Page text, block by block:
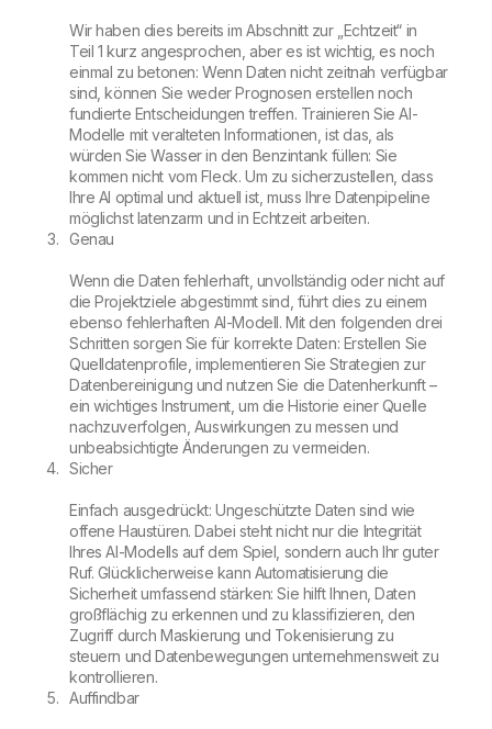
Wir haben dies bereits im Abschnitt zur „Echtzeit“ in
Teil 1 kurz angesprochen, aber es ist wichtig, es noch
einmal zu betonen: Wenn Daten nicht zeitnah verfügbar
sind, können Sie weder Prognosen erstellen noch
fundierte Entscheidungen treffen. Trainieren Sie AI-
Modelle mit veralteten Informationen, ist das, als
würden Sie Wasser in den Benzintank füllen: Sie
kommen nicht vom Fleck. Um zu sicherzustellen, dass
Ihre AI optimal und aktuell ist, muss Ihre Datenpipeline
möglichst latenzarm und in Echtzeit arbeiten.
Genau
Wenn die Daten fehlerhaft, unvollständig oder nicht auf
die Projektziele abgestimmt sind, führt dies zu einem
ebenso fehlerhaften AI-Modell. Mit den folgenden drei
Schritten sorgen Sie für korrekte Daten: Erstellen Sie
Quelldatenprofile, implementieren Sie Strategien zur
Datenbereinigung und nutzen Sie die Datenherkunft –
ein wichtiges Instrument, um die Historie einer Quelle
nachzuverfolgen, Auswirkungen zu messen und
unbeabsichtigte Änderungen zu vermeiden.
Sicher
Einfach ausgedrückt: Ungeschützte Daten sind wie
offene Haustüren. Dabei steht nicht nur die Integrität
Ihres AI-Modells auf dem Spiel, sondern auch Ihr guter
Ruf. Glücklicherweise kann Automatisierung die
Sicherheit umfassend stärken: Sie hilft Ihnen, Daten
großflächig zu erkennen und zu klassifizieren, den
Zugriff durch Maskierung und Tokenisierung zu
steuern und Datenbewegungen unternehmensweit zu
kontrollieren.
Auffindbar